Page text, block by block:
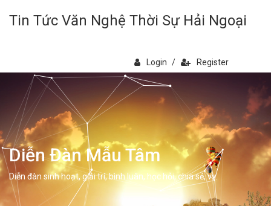
Tin Tức Văn Nghệ Thời Sự Hải Ngoại
Login / Register
Diễn Đàn Mẫu Tâm
Diễn đàn sinh hoạt, giải trí, bình luân, học hỏi, chia sẻ, vv.